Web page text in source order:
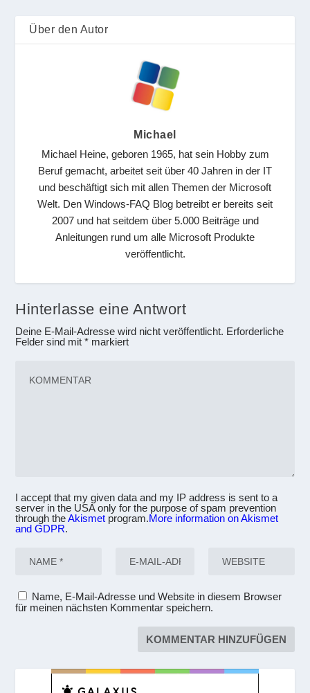
Über den Autor
Michael
Michael Heine, geboren 1965, hat sein Hobby zum
Beruf gemacht, arbeitet seit über 40 Jahren in der IT
und beschäftigt sich mit allen Themen der Microsoft
Welt. Den Windows-FAQ Blog betreibt er bereits seit
2007 und hat seitdem über 5.000 Beiträge und
Anleitungen rund um alle Microsoft Produkte
veröffentlicht.
Hinterlasse eine Antwort
Deine E-Mail-Adresse wird nicht veröffentlicht. Erforderliche
Felder sind mit* markiert
I accept that my given data and my IP address is sent to a
server in the USA only for the purpose of spam prevention
through theAkismet program.More information on Akismet
and GDPR.
Name, E-Mail-Adresse und Website in diesem Browser
für meinen nächsten Kommentar speichern.